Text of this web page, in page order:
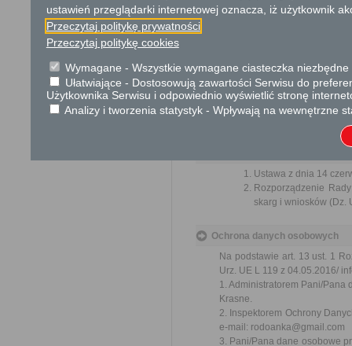
Przedmiotem skargi może być
Informacje dodatkowe
Organy państwowe, organy
Ustawa z dnia 14
Rozporządzenie
skarg i wniosków (Dz.
Ochrona danych osobowych
Na podstawie art. 13 ust. 1
Urz. UE L 119 z 04.05.2016/
1. Administratorem Pani/Pana
Krasne.
2. Inspektorem Ochrony
e-mail: rodoanka@gmail.com
3. Pani/Pana dane osobowe
ustawień przeglądarki internetowej oznacza, iż użytkownik
Przeczytaj politykę prywatności
Przeczytaj politykę cookies
Wymagane - Wszystkie wymagane ciasteczka
Ułatwiające - Dostosowują zawartości Serwisu do
Użytkownika Serwisu i odpowiednio wyświetlić stronę
Analizy i tworzenia statystyk - Wpływają na wewnętrzne